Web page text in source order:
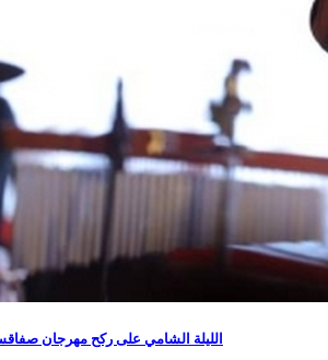
الليلة الشامي على ركح مهرجان